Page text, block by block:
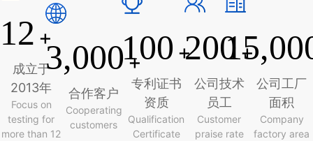
12 +
成立于
2013年
Focus on
testing for
more than 12
3,000+
合作客户
Cooperating
customers
100 +
专利证书
资质
Qualification
Certificate
200+
公司技术
员工
Customer
praise rate
公司工厂
面积
Company
factory area